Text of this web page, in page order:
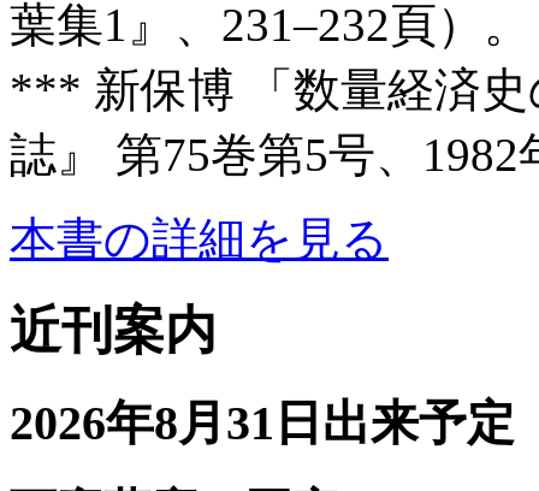
葉集1』、231–232頁）。
*** 新保博 「数量経済
誌』 第75巻第5号、
本書の詳細を見る
近刊案内
2026年8月31日出来予定